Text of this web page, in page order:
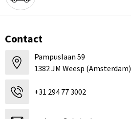
Contact
Pampuslaan 59
1382 JM Weesp (Amsterdam)
+31 294 77 3002